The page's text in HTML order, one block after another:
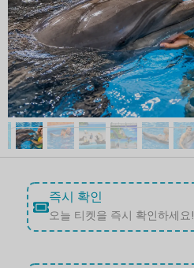
즉시 확인
오늘 티켓을 즉시 확인하세요!